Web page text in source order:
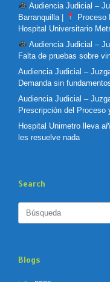
Audiencia Judicial –
Barranquilla |
Proceso
Hospital Universitario
Audiencia Judicial –
Falta de pruebas sobre
Audiencia Judicial –
Demanda sin
Audiencia Judicial –
Prescripción del Proceso
Hospital Unimetro lleva
les resuelve nada
Search
Blogs